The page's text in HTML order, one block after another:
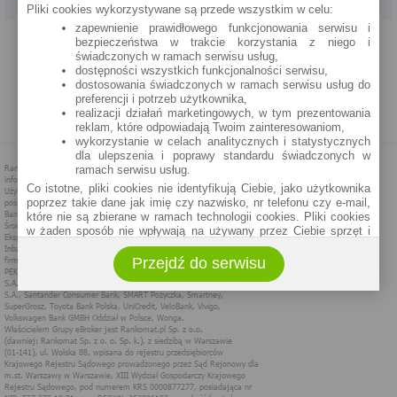
PROGRAM PARTNERSKI O NAS REKLAMA REGULAMIN
POLITYKA PRYWATNOŚCI POLITYKA COOKIES ZASADY PLASOWANIA
Pliki cookies wykorzystywane są przede wszystkim w celu:
zapewnienie prawidłowego funkcjonowania serwisu i
bezpieczeństwa w trakcie korzystania z niego i
świadczonych w ramach serwisu usług,
dostępności wszystkich funkcjonalności serwisu,
dostosowania świadczonych w ramach serwisu usług do
preferencji i potrzeb użytkownika,
realizacji działań marketingowych, w tym prezentowania
reklam, które odpowiadają Twoim zainteresowaniom,
wykorzystanie w celach analitycznych i statystycznych
dla ulepszenia i poprawy standardu świadczonych w
ramach serwisu usług.
Co istotne, pliki cookies nie identyfikują Ciebie, jako użytkownika
poprzez takie dane jak imię czy nazwisko, nr telefonu czy e-mail,
które nie są zbierane w ramach technologii cookies. Pliki cookies
w żaden sposób nie wpływają na używany przez Ciebie sprzęt i
Zakres wykorzystywania plików cookies możliwy jest do
określenia w ustawieniach przeglądarki każdego użytkownika. Bez
wprowadzenia zmian ustawień, informacje w plikach cookies mogą
być zapisywane w pamięci Twojego urządzenia.
Administratorem danych pozyskiwanych w technologii cookies jest
spółka Rankomat.pl Sp. z o.o. (dawniej: Rankomat Sp. z o. o. Sp.
k.) z siedzibą w Warszawie, ul. Wolska 88, 01 - 141 Warszawa.
Możesz jako użytkownik w każdym czasie skontaktować się z
administratorem pod adresem bok@ebroker.pl, jak również wyrazić
Przejdź do serwisu